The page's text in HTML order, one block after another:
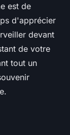
est de
d'apprécier
devant
de votre
tout un